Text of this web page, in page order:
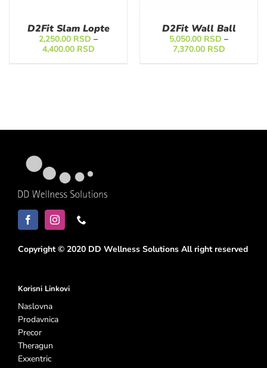
D2Fit Slam Lopte
2,250.00 RSD –
4,400.00 RSDRaspon
D2Fit Wall Ball
5,050.00 RSD –
7,370.00 RSDRaspon
Copyright © 2020 DD Wellness Solutions All right reserved
Korisni Linkovi
Naslovna
Prodavnica
Precor
Theragun
Exxentric